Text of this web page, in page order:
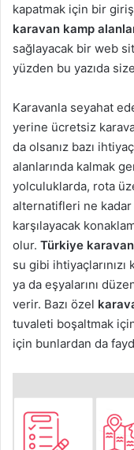
kapatmak için bir
karavan kamp
sağlayacak bir web
yüzden bu yazıda
Karavanla seyahat
yerine ücretsiz
da olsanız bazı
alanlarında kalmak
yolculuklarda, rota
alternatifleri ne
karşılayacak
olur. Türkiye
su gibi ihtiyaçlarınızı
ya da eşyalarını
verir. Bazı özel
tuvaleti boşaltmak
için bunlardan da